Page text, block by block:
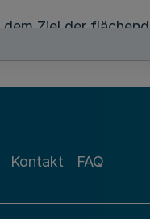
Ziel der
Kontakt FAQ